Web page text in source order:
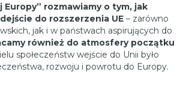
Europy” rozmawiamy o tym, jak
do rozszerzenia UE – zarówno
jak i w państwach aspirujących do
również do atmosfery początku
społeczeństw wejście do Unii było
rozwoju i powrotu do Europy.